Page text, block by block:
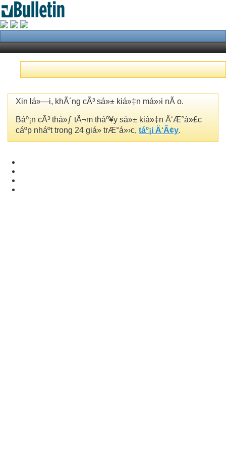
Xin lá»—i, khÃ´ng cÃ³ sá»± kiá»‡n má»›i nÃ o.
Báº¡n cÃ³ thá»ƒ tÃ¬m tháº¥y sá»± kiá»‡n Ä‘Æ°á»£c
cáº­p nháº­t trong 24 giá» trÆ°á»›c, táº¡i Ä‘Ã¢y.